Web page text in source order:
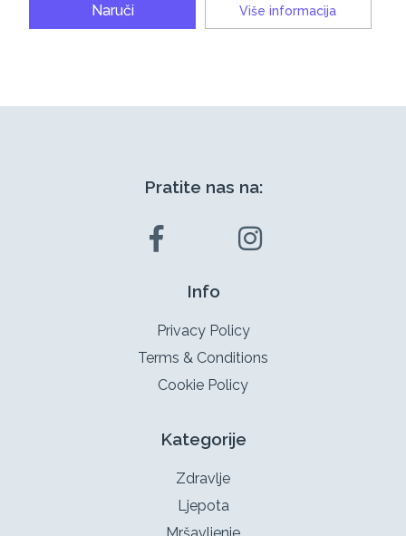
Naruči Više informacija
Pratite nas na:
Info
Privacy Policy
Terms & Conditions
Cookie Policy
Kategorije
Zdravlje
Ljepota
Mršavljenje